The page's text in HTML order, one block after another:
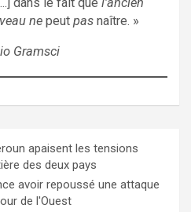
nepeut pasnaître. »
Gramsci
apaisent les tensions
des deux pays
avoir repoussé une attaque
de l'Ouest